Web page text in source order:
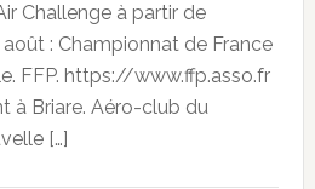
Challenge à partir de
août : Championnat de France
FFP. https://www.ffp.asso.fr
à Briare. Aéro-club du
[…]